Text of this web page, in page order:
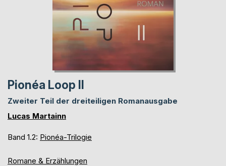
Pionéa Loop II
Zweiter Teil der dreiteiligen Romanausgabe
Lucas Martainn
Band 1.2: Pionéa-Trilogie
Romane & Erzählungen